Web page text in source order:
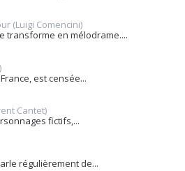
(Luigi Comencini)
transforme en mélodrame....
est censée...
Cantet)
fictifs,...
régulièrement de...